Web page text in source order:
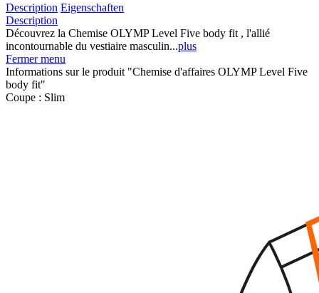
Description Eigenschaften
Description
Découvrez la Chemise OLYMP Level Five body fit , l'allié
incontournable du vestiaire masculin...plus
Fermer menu
Informations sur le produit "Chemise d'affaires OLYMP Level Five
body fit"
Coupe : Slim